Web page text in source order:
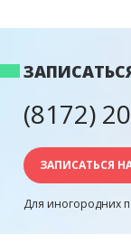
(8172)
ЗАПИСАТЬСЯ
Для иногородних